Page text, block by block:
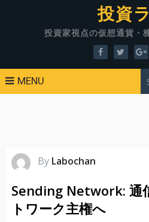
投資
投資家視点の仮想通貨・
MENU
By Labochan
Sending Network: 通
トワーク主権へ